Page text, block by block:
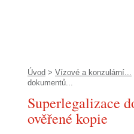
Úvod > Vízové a konzulární...
dokumentů...
Superlegalizace
ověřené kopie